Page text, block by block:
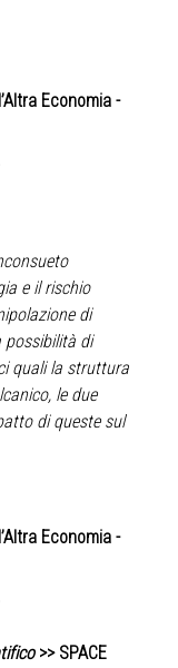
Economia -
e il rischio
di
possibilità di
quali la struttura
le due
di queste sul
Economia -
>> SPACE